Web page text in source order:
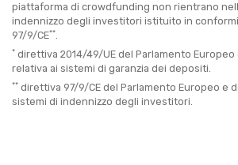
piattaforma di crowdfunding non rientrano
indennizzo degli investitori istituito in
97/9/CE**.
* direttiva 2014/49/UE del Parlamento Europeo
relativa ai sistemi di garanzia dei depositi.
** direttiva 97/9/CE del Parlamento Europeo e
sistemi di indennizzo degli investitori.